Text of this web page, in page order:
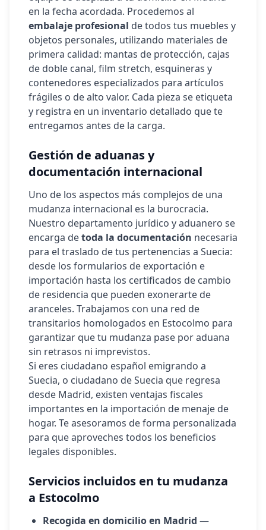
en la fecha acordada. Procedemos al
embalaje profesional de todos tus muebles y
objetos personales, utilizando materiales de
primera calidad: mantas de protección, cajas
de doble canal, film stretch, esquineras y
contenedores especializados para artículos
frágiles o de alto valor. Cada pieza se etiqueta
y registra en un inventario detallado que te
entregamos antes de la carga.
Gestión de aduanas y
documentación internacional
Uno de los aspectos más complejos de una
mudanza internacional es la burocracia.
Nuestro departamento jurídico y aduanero se
encarga detoda la documentación necesaria
para el traslado de tus pertenencias a Suecia:
desde los formularios de exportación e
importación hasta los certificados de cambio
de residencia que pueden exonerarte de
aranceles. Trabajamos con una red de
transitarios homologados en Estocolmo para
garantizar que tu mudanza pase por aduana
sin retrasos ni imprevistos.
Si eres ciudadano español emigrando a
Suecia, o ciudadano deSuecia que regresa
desde Madrid, existen ventajas fiscales
importantes en la importación de menaje de
hogar. Te asesoramos de forma personalizada
para que aproveches todos los beneficios
legales disponibles.
Servicios incluidos en tu mudanza
a Estocolmo
Recogida en domicilio en Madrid —